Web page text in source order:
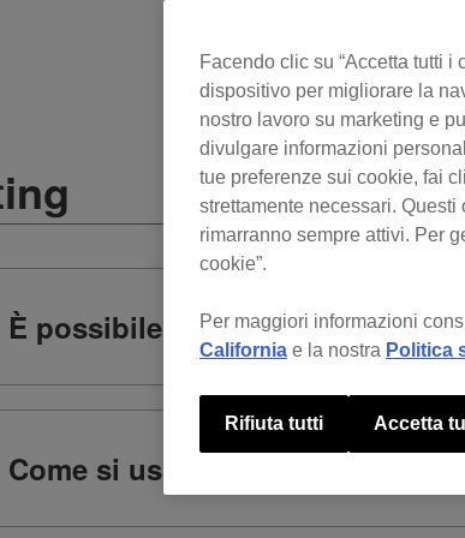
È possibile controllare
Come si usa la funzione di
Facendo clic su “Accetta tutti
dispositivo per migliorare la
nostro lavoro su marketing e
divulgare informazioni
tue preferenze sui cookie, fai
strettamente necessari.
rimarranno sempre attivi. Per
cookie”.
Per maggiori informazioni
California e la nostra Politica
Rifiuta tutti Accetta